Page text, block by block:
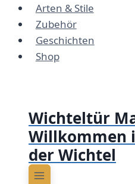
Arten & Stile
Zubehör
Geschichten
Shop
Wichteltür
Willkommen
der Wichtel